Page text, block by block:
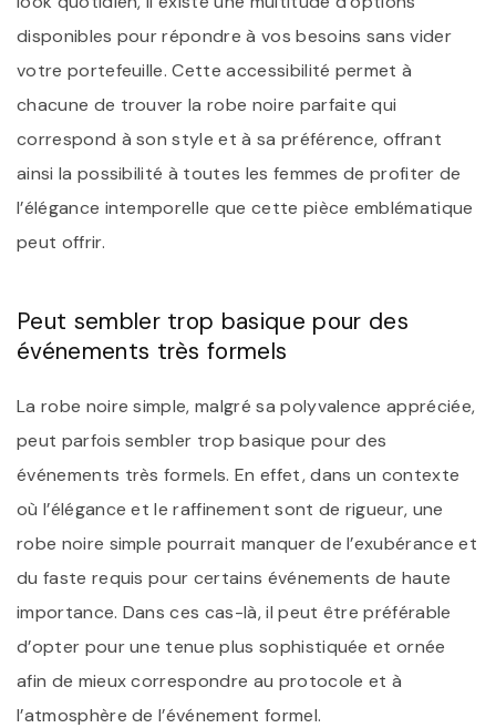
disponibles pour répondre à vos besoins sans vider
votre portefeuille. Cette accessibilité permet à
chacune de trouver la robe noire parfaite qui
correspond à son style et à sa préférence, offrant
ainsi la possibilité à toutes les femmes de profiter de
l’élégance intemporelle que cette pièce emblématique
peut offrir.
Peut sembler trop basique pour des
événements très formels
La robe noire simple, malgré sa polyvalence appréciée,
peut parfois sembler trop basique pour des
événements très formels. En effet, dans un contexte
où l’élégance et le raffinement sont de rigueur, une
robe noire simple pourrait manquer de l’exubérance et
du faste requis pour certains événements de haute
importance. Dans ces cas-là, il peut être préférable
d’opter pour une tenue plus sophistiquée et ornée
afin de mieux correspondre au protocole et à
l’atmosphère de l’événement formel.